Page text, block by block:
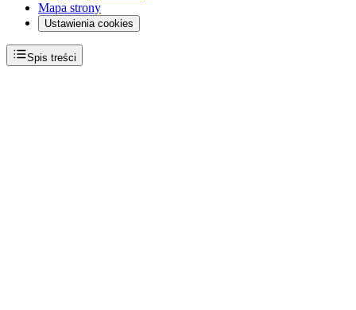
Mapa strony
Ustawienia cookies
Spis treści